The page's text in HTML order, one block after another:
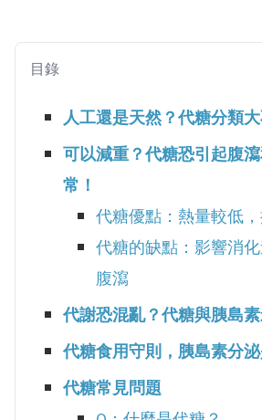
目錄
人工還是天然？代糖分類
可以減重？代糖恐引起腹
常！
代糖優點：熱量較低
代糖的缺點：影響消
腹瀉
代謝恐混亂？代糖與胰島
代糖食用守則，胰島素分泌
代糖常見問題